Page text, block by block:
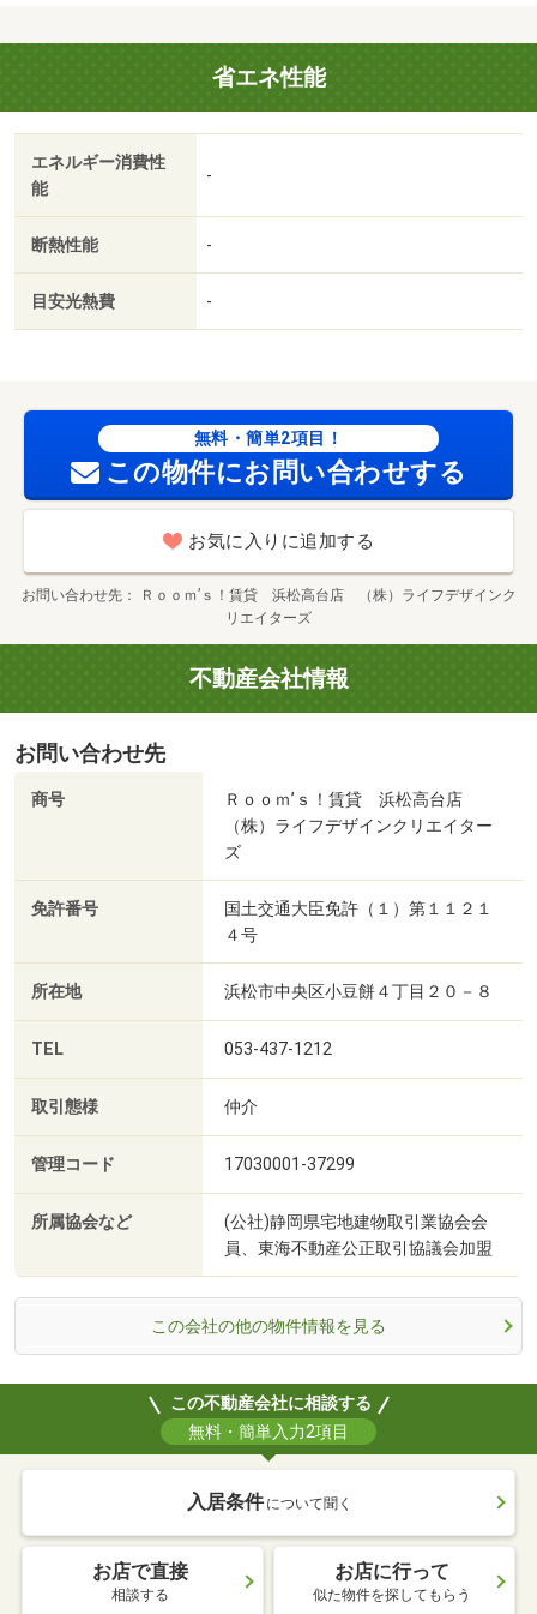
省エネ性能
エネルギー消費性
能
-
断熱性能 -
目安光熱費 -
無料・簡単2項目！
この物件にお問い合わせする
お気に入りに追加する
お問い合わせ先
Ｒｏｏｍ’ｓ！賃貸 浜松高台店 （株）ライフデザインク
リエイターズ
不動産会社情報
お問い合わせ先
商号
Ｒｏｏｍ’ｓ！賃貸 浜松高台店
（株）ライフデザインクリエイター
ズ
免許番号
国土交通大臣免許（１）第１１２１
４号
所在地 浜松市中央区小豆餅４丁目２０－８
TEL 053-437-1212
取引態様 仲介
管理コード 17030001-37299
所属協会など
(公社)静岡県宅地建物取引業協会会
員、東海不動産公正取引協議会加盟
この会社の他の物件情報を見る
この不動産会社に相談する
無料・簡単入力2項目
入居条件 について聞く
お店で直接
相談する
お店に行って
似た物件を探してもらう